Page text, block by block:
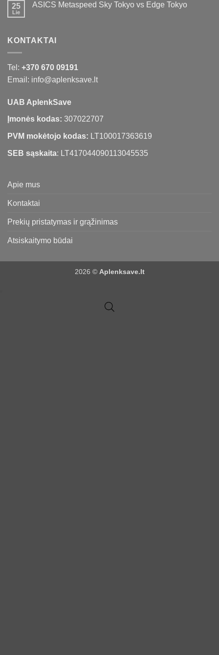
25
Lie
ASICS Metaspeed Sky Tokyo vs Edge Tokyo
KONTAKTAI
Tel: +370 670 09191
Email: info@aplenksave.lt
UAB AplenkSave
Įmonės kodas: 307022707
PVM mokėtojo kodas: LT100017363619
SEB sąskaita: LT417044090113045535
Apie mus
Kontaktai
Prekių pristatymas ir grąžinimas
Atsiskaitymo būdai
2026 © Aplenksave.lt